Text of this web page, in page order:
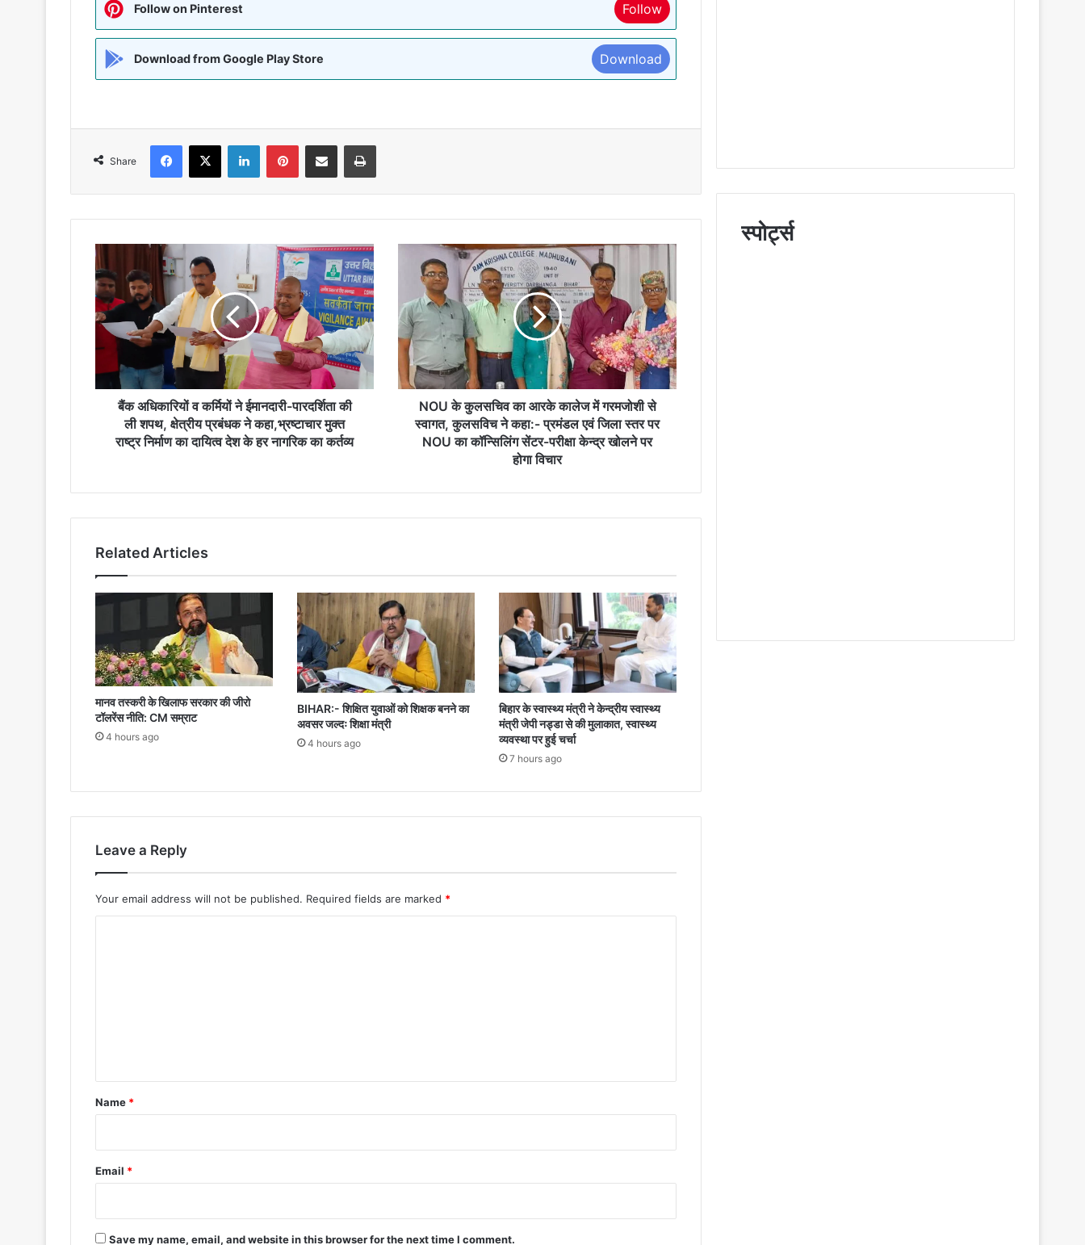
Follow on Pinterest Follow
Download from Google Play Store Download
Share
Facebook
X LinkedInPinterestShare via Email Print
बैंक
अधिकारियों
व
कर्मियों
ने
ईमानदारी-
पारदर्शिता
की
ली
प्रबंधक
निर्माण
दायित्व
देश
के
हर
कर्तव्य
बैंक अधिकारियों व कर्मियों ने ईमानदारी-पारदर्शिता की
ली शपथ, क्षेत्रीय प्रबंधक ने कहा,भ्रष्टाचार मुक्त
राष्ट्र निर्माण का दायित्व देश के हर नागरिक का कर्तव्य
कुलसचिव
का
आरके
कालेज
गरमजोशी
से
स्वागत,
कुलसविच
स्तर
का
कॉन्सिलिंग
सेंटर-
परीक्षा
केन्द्र
खोलने
पर
होगा
विचार
NOU के कुलसचिव का आरके कालेज में गरमजोशी से
स्वागत, कुलसविच ने कहा:- प्रमंडल एवं जिला स्तर पर
NOU का कॉन्सिलिंग सेंटर-परीक्षा केन्द्र खोलने पर
होगा विचार
Related Articles
मानव तस्करी के खिलाफ सरकार की जीरो
टॉलरेंस नीति: CM सम्राट
4 hours ago
BIHAR:- शिक्षित युवाओं को शिक्षक बनने का
अवसर जल्दः शिक्षा मंत्री
4 hours ago
बिहार के स्वास्थ्य मंत्री ने केन्द्रीय स्वास्थ्य
मंत्री जेपी नड्डा से की मुलाकात, स्वास्थ्य
व्यवस्था पर हुई चर्चा
7 hours ago
Leave a Reply
Your email address will not be published. Required fields are marked *
*
Name *
Email *
Save my name, email, and website in this browser for the next time I comment.
स्पोर्ट्स